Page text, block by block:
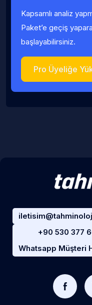
Kapsamlı analiz
Paket’e geçiş
başlayabilirsiniz.
Pro Üyeliğe
+90 530 377
Whatsapp Müşteri